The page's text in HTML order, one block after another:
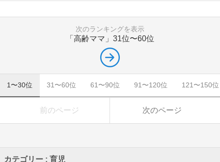
次のランキングを表示
「高齢ママ」 31位〜60位
1〜30位 31〜60位 61〜90位 91〜120位 121〜150位
前のページ 次のページ
カテゴリー : 育児